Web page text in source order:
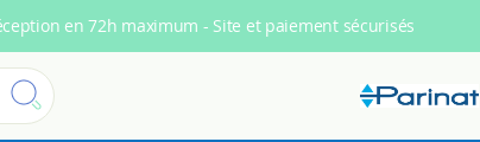
en 72h maximum - Site et paiement sécurisés